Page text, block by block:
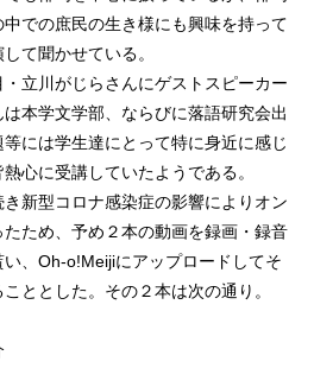
での庶民の生き様にも興味を持って
て聞かせている。
立川がじらさんにゲストスピーカー
本学文学部、ならびに落語研究会出
には学生達にとって特に身近に感じ
心に受講していたようである。
新型コロナ感染症の影響によりオン
ため、予め２本の動画を録画・録音
、Oh-o!Meijiにアップロードしてそ
ととした。その２本は次の通り。